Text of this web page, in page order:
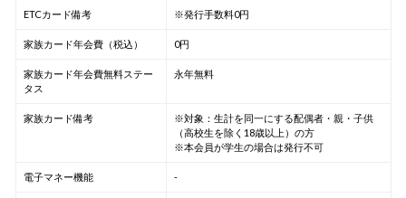
ETCカード備考 ※発行手数料0円
家族カード年会費（税込） 0円
家族カード年会費無料ステー
タス
永年無料
家族カード備考
※対象：生計を同一にする配偶者・親・子供
（高校生を除く18歳以上）の方
※本会員が学生の場合は発行不可
電子マネー機能 -